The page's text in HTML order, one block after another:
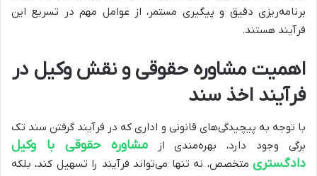
برنامه‌ریزی دقیق و پیگیری مستمر، از عوامل مهم در تسریع این
فرآیند هستند.
اهمیت مشاوره حقوقی و نقش وکیل در
فرآیند اخذ سند
با توجه به پیچیدگی‌های قانونی و اداری که در فرآیند گرفتن سند تک
برگی وجود دارد، بهره‌مندی ازمشاوره حقوقی با وکیل
دادگستری متخصص، نه تنها می‌تواند فرآیند را تسهیل کند، بلکه